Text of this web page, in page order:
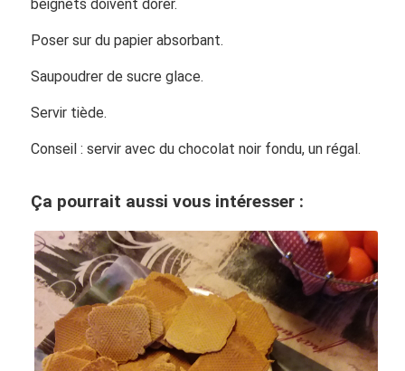
beignets doivent dorer.
Poser sur du papier absorbant.
Saupoudrer de sucre glace.
Servir tiède.
Conseil : servir avec du chocolat noir fondu, un régal.
Ça pourrait aussi vous intéresser :